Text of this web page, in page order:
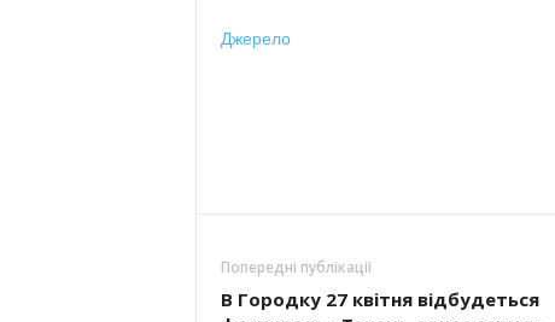
Джерело
Попередні публікації
В Городку 27 квітня відбудеться